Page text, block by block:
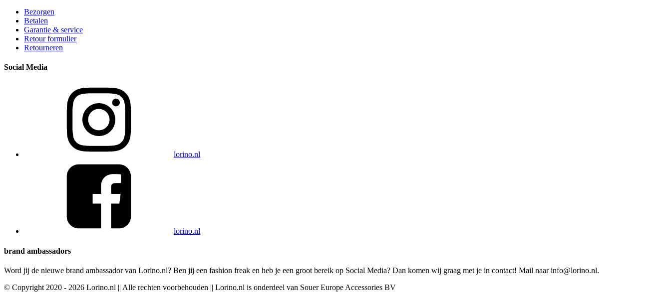
Bezorgen
Betalen
Garantie & service
Retour formulier
Retourneren
Social Media
lorino.nl
lorino.nl
brand ambassadors
Word jij de nieuwe brand ambassador van Lorino.nl? Ben jij een fashion freak en heb je een groot bereik op Social Media? Dan komen wij graag met je in contact! Mail naar info@lorino.nl.
© Copyright 2020 - 2026 Lorino.nl || Alle rechten voorbehouden || Lorino.nl is onderdeel van Souer Europe Accessories BV